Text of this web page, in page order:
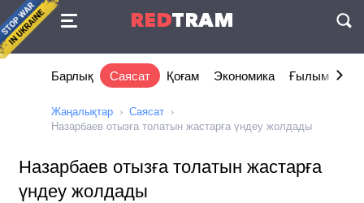
REDTRAM
Келісімі
Барлық Саясат Қоғам Экономика Ғылым және
Жаңалықтар
Саясат
Назарбаев отызға толатын жастарға үндеу жолдады
Назарбаев отызға толатын жастарға
үндеу жолдады